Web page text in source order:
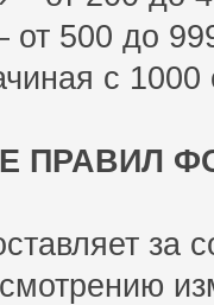
500 до
с 1000
ПРАВИЛ
за